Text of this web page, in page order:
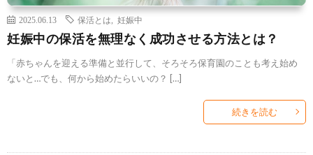
2025.06.13 保活とは 妊娠中
妊娠中の保活を無理なく成功させる方法とは？
「赤ちゃんを迎える準備と並行して、そろそろ保育園のことも考え始め
ないと…でも、何から始めたらいいの？ […]
続きを読む